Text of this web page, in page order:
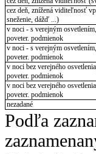
cez deň, znížená viditeľnosť
sneženie, dážď ...)
v noci - s verejným
poveter. podmienok
v noci - s verejným
poveter. podmienok
v noci bez verejného
poveter. podmienok
v noci bez verejného
poveter. podmienok
nezadané
Podľa